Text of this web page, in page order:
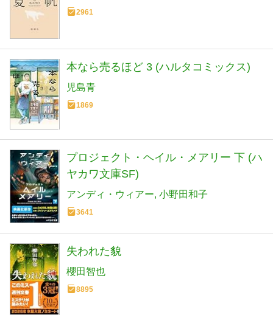
2961
本なら売るほど 3 (ハルタコミックス)
児島青
1869
プロジェクト・ヘイル・メアリー 下 (ハ
ヤカワ文庫SF)
アンディ・ウィアー 小野田和子
3641
失われた貌
櫻田智也
8895